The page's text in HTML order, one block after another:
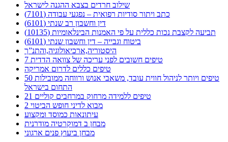
שילוב חרדים בצבא ההגנה לישראל
כתב ויתור סודיות רפואית – נפגעי עבודה (7101)
דין וחשבון רב שנתי (6101)
תביעה לקצבת נכות כללית על פי האמנות הבינלאומיות (10135)
ביטוח וגבייה – דין וחשבון שנתי (6101)
היסטוריה,ארכיאולוגיה,והתנ”ך
7 טיפים חשובים לפני עריכה של צוואה הדדית
טיפים כללים לדרום אמריקה
50 טיפים ויותר לניהול חווית עובד, משאבי אנוש ורווחה ממובילות
התחום בישראל
21 טיפים ללמידה מרחוק במרחבים קוליים
מבוא לדיני חופש הביטוי 2
עיתונאות כמוסד ומקצוע
מבחן ב דמוקרטיה מודרנית
מבחן ביעוץ פנים ארגוני